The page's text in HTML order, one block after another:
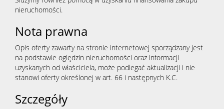
nieruchomości.
Nota prawna
Opis oferty zawarty na stronie internetowej sporządzany jest
na podstawie oględzin nieruchomości oraz informacji
uzyskanych od właściciela, może podlegać aktualizacji i nie
stanowi oferty określonej w art. 66 i następnych K.C.
Szczegóły